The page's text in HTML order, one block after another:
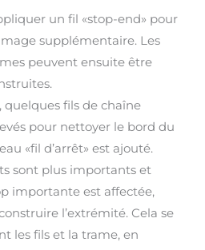
un fil «stop-end» pour
supplémentaire. Les
peuvent ensuite être
fils de chaîne
pour nettoyer le bord du
«fil d’arrêt» est ajouté.
sont plus importants et
importante est affectée,
l’extrémité. Cela se
les fils et la trame, en